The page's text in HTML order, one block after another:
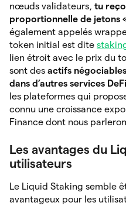
nœuds validateurs, tu
proportionnelle de jetons
également appelés
token initial est dite
lien étroit avec le prix du
sont des actifs
dans d’autres services DeFi
les plateformes qui
connu une croissance
Finance dont nous
Les avantages du
utilisateurs
Le Liquid Staking semble
avantageux pour les